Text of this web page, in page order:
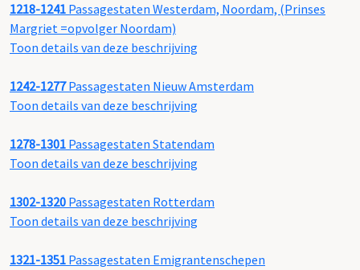
1218-1241 Passagestaten Westerdam, Noordam, (Prinses
Margriet =opvolger Noordam)
Toon details van deze beschrijving
1242-1277Passagestaten Nieuw Amsterdam
Toon details van deze beschrijving
1278-1301 Passagestaten Statendam
Toon details van deze beschrijving
1302-1320 Passagestaten Rotterdam
Toon details van deze beschrijving
1321-1351 Passagestaten Emigrantenschepen